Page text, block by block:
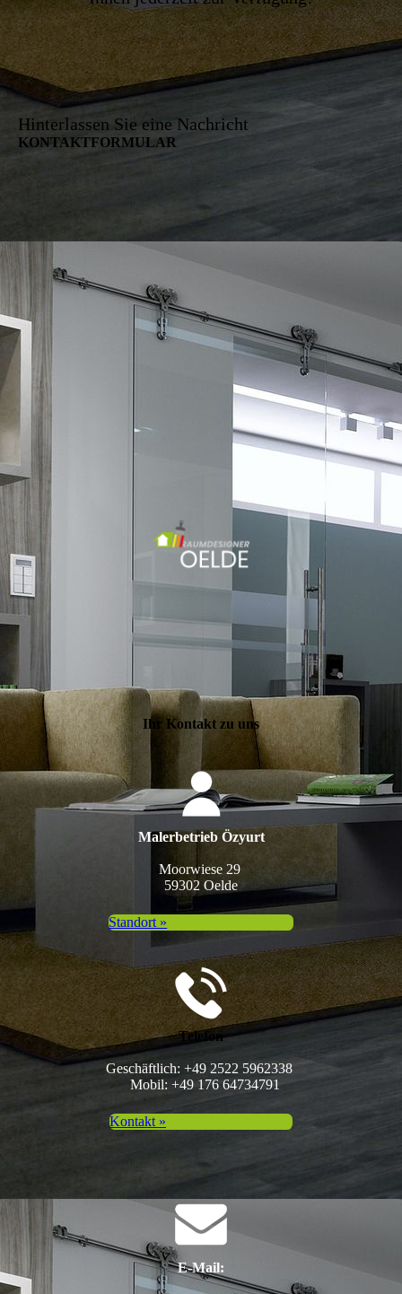
Hinterlassen Sie eine Nachricht
KONTAKT­FORMU­LAR
Ihr Kontakt zu uns
Malerbetrieb Özyurt
Moorwiese 29
59302 Oelde
Standort »
Telefon
Geschäftlich: +49 2522 5962338
Mobil: +49 176 64734791
Kontakt »
E-Mail: